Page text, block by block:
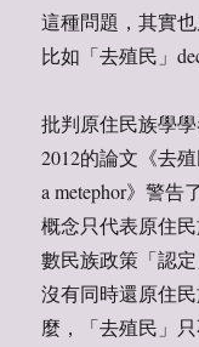
這種問題，其實
比如「去殖民」
批判原住民族學學
2012的論文《去
a metephor》警
概念只代表原住
數民族政策「認
沒有同時還原住
麼，「去殖民」